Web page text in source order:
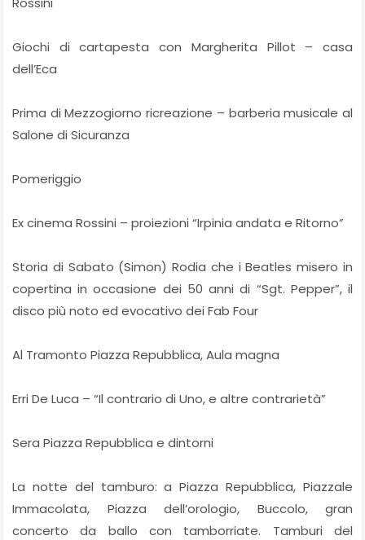
Giochi di cartapesta con Margherita Pillot – casa
dell’Eca
Prima di Mezzogiorno ricreazione – barberia musicale al
Salone di Sicuranza
Pomeriggio
Ex cinema Rossini – proiezioni “Irpinia andata e Ritorno”
Storia di Sabato (Simon) Rodia che i Beatles misero in
copertina in occasione dei 50 anni di “Sgt. Pepper”, il
disco più noto ed evocativo dei Fab Four
Al Tramonto Piazza Repubblica, Aula magna
Erri De Luca – “Il contrario di Uno, e altre contrarietà”
Sera Piazza Repubblica e dintorni
La notte del tamburo: a Piazza Repubblica, Piazzale
Immacolata, Piazza dell’orologio, Buccolo, gran
concerto da ballo con tamborriate. Tamburi del